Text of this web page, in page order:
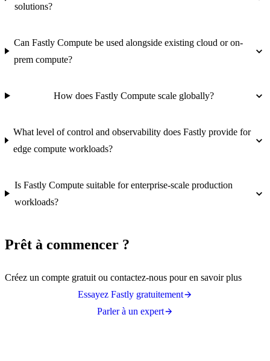
solutions?
Can Fastly Compute be used alongside existing cloud or on-
prem compute?
How does Fastly Compute scale globally?
What level of control and observability does Fastly provide for
edge compute workloads?
Is Fastly Compute suitable for enterprise-scale production
workloads?
Prêt à commencer ?
Créez un compte gratuit ou contactez-nous pour en savoir plus
Essayez Fastly gratuitement
Parler à un expert